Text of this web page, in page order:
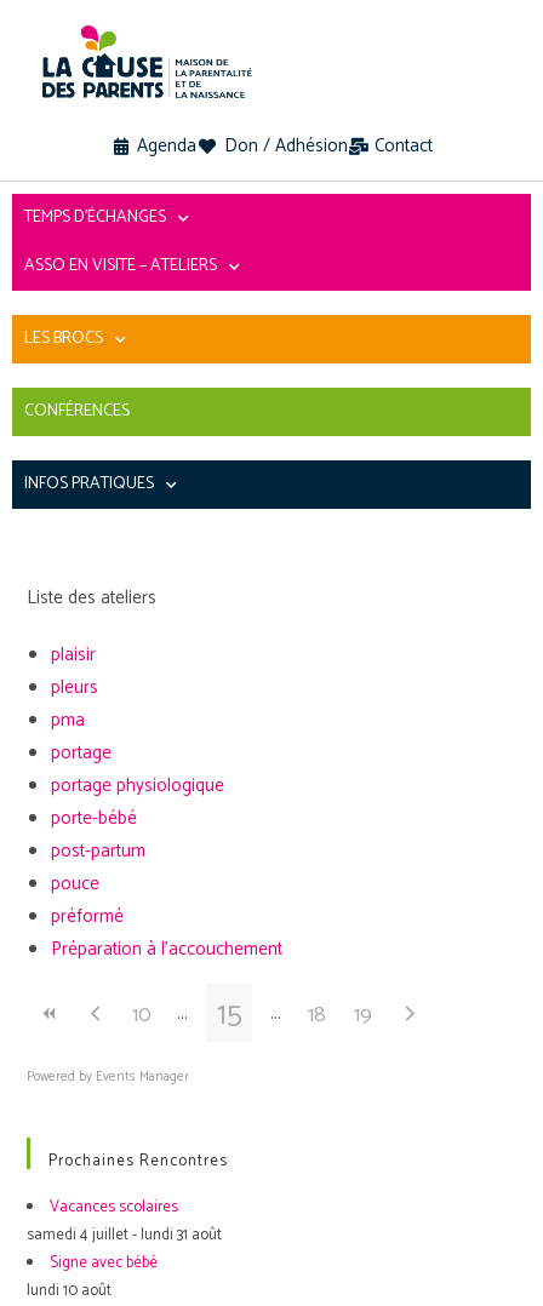
Agenda Don / Adhésion Contact
TEMPS D’ÉCHANGES
ASSO EN VISITE – ATELIERS
LES BROCS
CONFÉRENCES
INFOS PRATIQUES
Liste des ateliers
plaisir
pleurs
pma
portage
portage physiologique
porte-bébé
post-partum
pouce
préformé
Préparation à l'accouchement
10 15 18 19
Powered by Events Manager
Prochaines Rencontres
Vacances scolaires
samedi 4 juillet - lundi 31 août
Signe avec bébé
lundi 10 août